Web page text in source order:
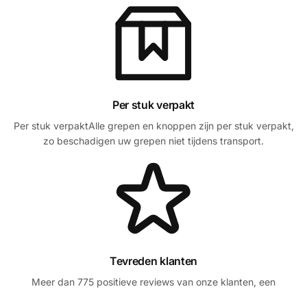
Per stuk verpakt
Per stuk verpaktAlle grepen en knoppen zijn per stuk verpakt,
zo beschadigen uw grepen niet tijdens transport.
Tevreden klanten
Meer dan 775 positieve reviews van onze klanten, een